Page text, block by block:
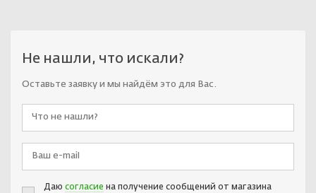
Не нашли, что искали?
Оставьте заявку и мы найдём это для Вас.
Даю согласие на получение сообщений от магазина